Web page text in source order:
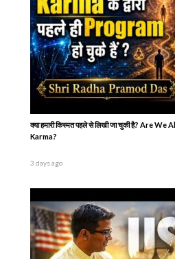
क्या हमारी किस्मत पहले से लिखी जा चुकी है? Are
Karma?
3 days ago